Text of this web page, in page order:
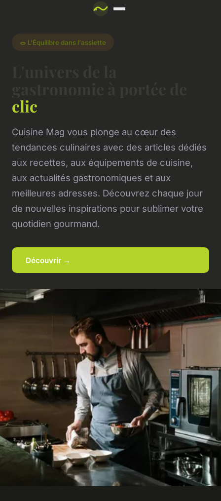
🥗 L'Équilibre dans l'assiette
clic
Cuisine Mag vous plonge au cœur des
tendances culinaires avec des articles dédiés
aux recettes, aux équipements de cuisine,
aux actualités gastronomiques et aux
meilleures adresses. Découvrez chaque jour
de nouvelles inspirations pour sublimer votre
quotidien gourmand.
Découvrir →